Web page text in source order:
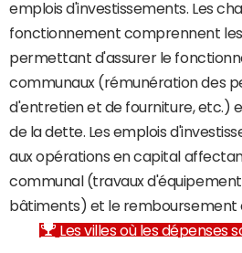
emplois d'investissements. Les
fonctionnement comprennent
permettant d'assurer le
communaux (rémunération des
d'entretien et de fourniture, etc.)
de la dette. Les emplois
aux opérations en capital
communal (travaux
bâtiments) et le remboursement
Les villes où les dépenses